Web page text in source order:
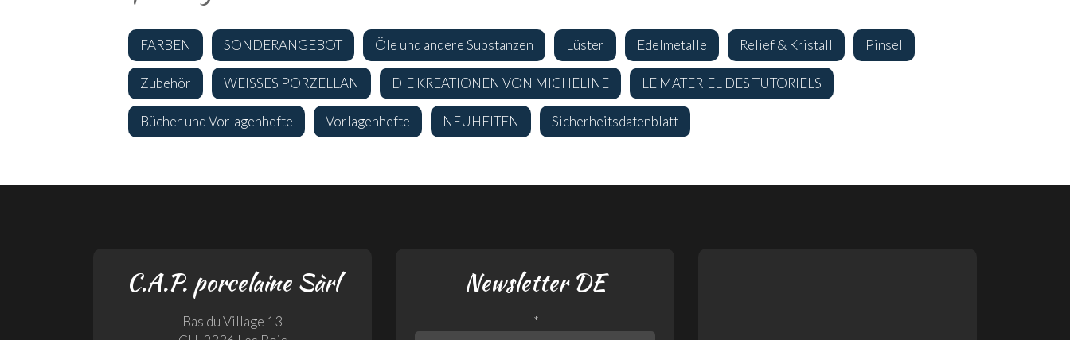
FARBEN SONDERANGEBOT Öle und andere Substanzen Lüster Edelmetalle Relief & Kristall Pinsel
Zubehör WEISSES PORZELLAN DIE KREATIONEN VON MICHELINE LE MATERIEL DES TUTORIELS
Bücher und Vorlagenhefte Vorlagenhefte NEUHEITEN Sicherheitsdatenblatt
C.A.P. porcelaine Sàrl
Bas du Village 13
Newsletter DE
*